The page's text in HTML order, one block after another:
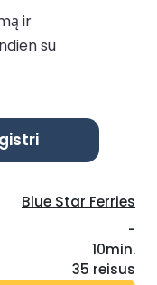
ir
su
Blue Star Ferries
-
10min.
35 reisus